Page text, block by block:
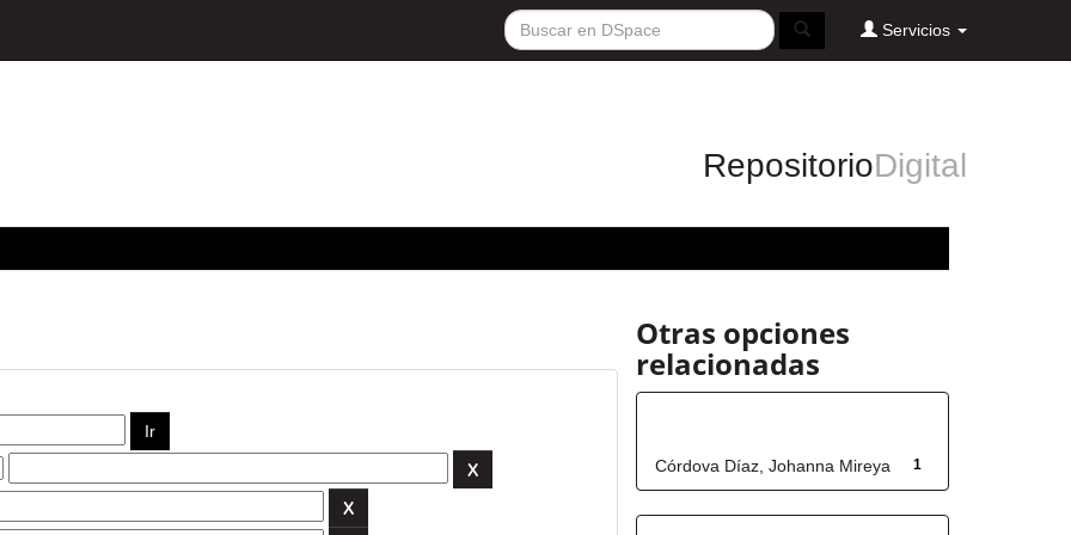
Servicios
RepositorioDigital
Otras opciones
relacionadas
1
Córdova Díaz, Johanna Mireya